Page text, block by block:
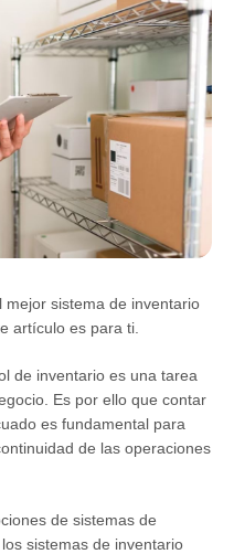
sistema de inventario
artículo es para ti.
de inventario es una tarea
Es por ello que contar
es fundamental para
de las operaciones
de sistemas de
sistemas de inventario